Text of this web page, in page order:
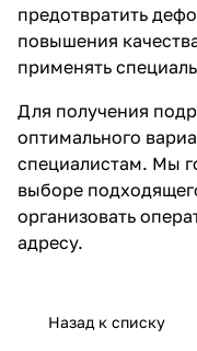
предотвратить
повышения
применять
Для получения
оптимального
специалистам. Мы
выборе
организовать
адресу.
Назад к списку